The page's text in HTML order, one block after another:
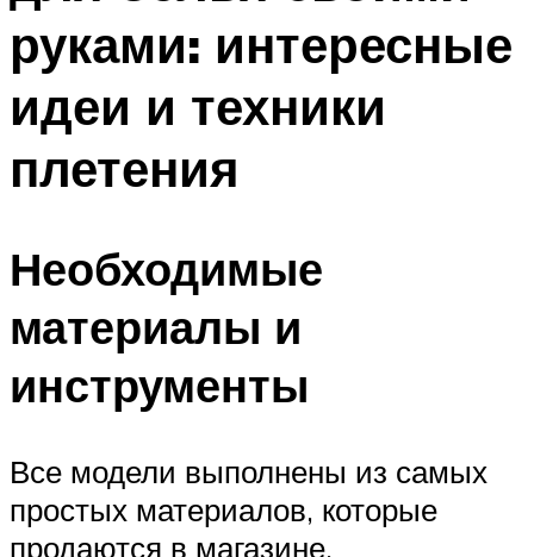
руками: интересные
идеи и техники
плетения
Необходимые
материалы и
инструменты
Все модели выполнены из самых
простых материалов, которые
продаются в магазине.